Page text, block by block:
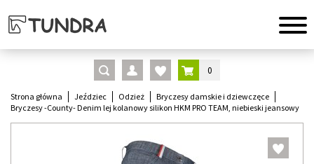
0
Strona główna Jeździec Odzież
Bryczesy damskie i dziewczęce
Bryczesy -County- Denim lej kolanowy silikon HKM PRO TEAM, niebieski jeansowy